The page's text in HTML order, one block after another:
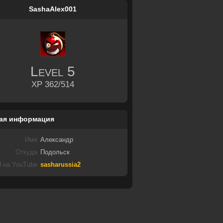
SashaAlex001
Level 5
XP 362/514
информация
Имя Александр
Откуда
Подольск
на YouTube sasharussia2